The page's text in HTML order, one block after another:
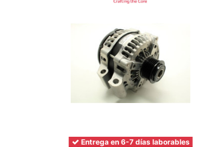
Entrega en 6-7 días laborables